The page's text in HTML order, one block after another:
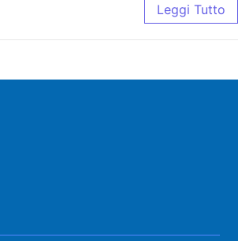
Leggi Tutto